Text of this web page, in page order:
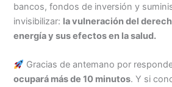
bancos, fondos de inversión y
invisibilizar: la vulneración del
energía y sus efectos en la salud.
Gracias de antemano por
ocupará más de 10 minutos. Y si